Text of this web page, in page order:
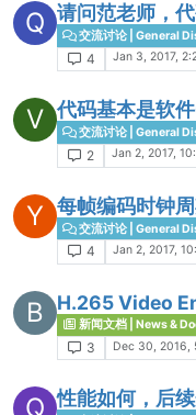
Q 请问范老师，
交流讨论 | General
4 Jan 3, 2017,
V 代码基本是软
交流讨论 | General
2 Jan 2, 2017,
Y 每帧编码时钟
交流讨论 | General
4 Jan 2, 2017,
B H.265 Video
新闻文档 | News &
3 Dec 30, 2016,
Q 性能如何，后